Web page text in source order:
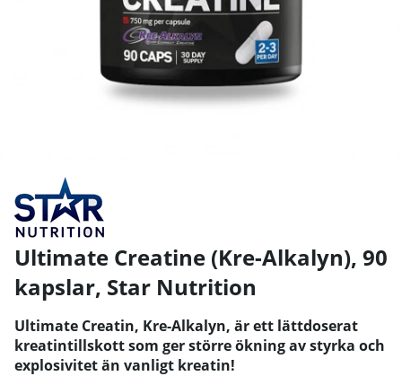
Ultimate Creatine (Kre-Alkalyn), 90
kapslar, Star Nutrition
Ultimate Creatin, Kre-Alkalyn, är ett lättdoserat
kreatintillskott som ger större ökning av styrka och
explosivitet än vanligt kreatin!